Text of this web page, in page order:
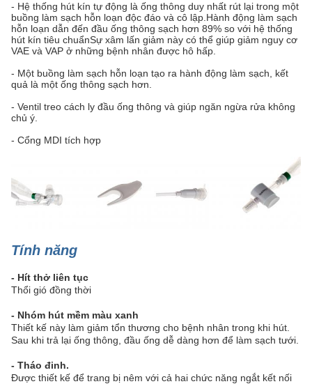
- Hệ thống hút kín tự động là ống thông duy nhất rút lại trong một
buồng làm sạch hỗn loạn độc đáo và cô lập.Hành động làm sạch
hỗn loạn dẫn đến đầu ống thông sạch hơn 89% so với hệ thống
hút kín tiêu chuẩnSự xâm lấn giảm này có thể giúp giảm nguy cơ
VAE và VAP ở những bệnh nhân được hô hấp.
- Một buồng làm sạch hỗn loạn tạo ra hành động làm sạch, kết
quả là một ống thông sạch hơn.
- Ventil treo cách ly đầu ống thông và giúp ngăn ngừa rửa không
chủ ý.
- Cổng MDI tích hợp
Tính năng
- Hít thở liên tục
Thổi gió đồng thời
- Nhóm hút mềm màu xanh
Thiết kế này làm giảm tổn thương cho bệnh nhân trong khi hút.
Sau khi trả lại ống thông, đầu ống dễ dàng hơn để làm sạch tưới.
- Tháo đinh.
Được thiết kế để trang bị nêm với cả hai chức năng ngắt kết nối